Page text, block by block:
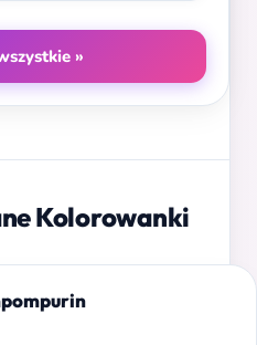
»
Kolorowanki